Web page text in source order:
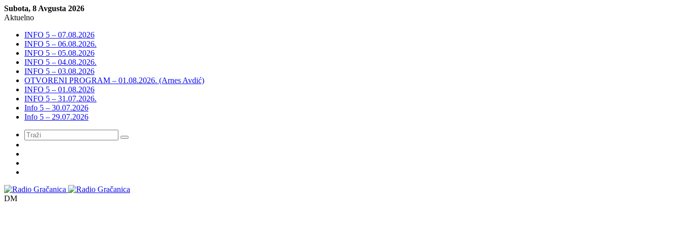
Subota, 8 Avgusta 2026
Aktuelno
INFO 5 – 07.08.2026
INFO 5 – 06.08.2026.
INFO 5 – 05.08.2026
INFO 5 – 04.08.2026.
INFO 5 – 03.08.2026
OTVORENI PROGRAM – 01.08.2026. (Arnes Avdić)
INFO 5 – 01.08.2026
INFO 5 – 31.07.2026.
Info 5 – 30.07.2026
Info 5 – 29.07.2026
Meni
DM